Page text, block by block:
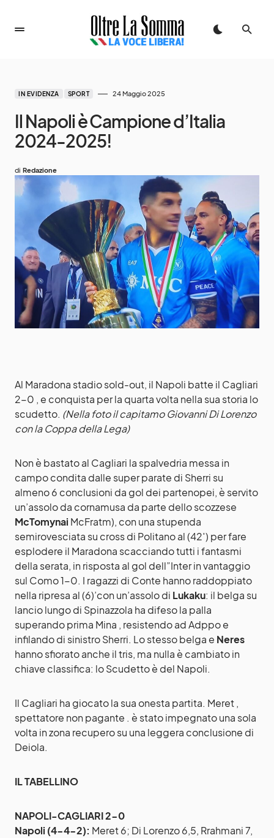
IN EVIDENZA SPORT 24 Maggio 2025
Il Napoli è Campione d’Italia
2024-2025!
di Redazione
Al Maradona stadio sold-out, il Napoli batte il Cagliari
2-0 , e conquista per la quarta volta nella sua storia lo
scudetto. (Nella foto il capitamo Giovanni Di Lorenzo
con la Coppa della Lega)
Non è bastato al Cagliari la spalvedria messa in
campo condita dalle super parate di Sherri su
almeno 6 conclusioni da gol dei partenopei, è servito
un’assolo da cornamusa da parte dello scozzese
McTomynai McFratm), con una stupenda
semirovesciata su cross di Politano al (42′) per fare
esplodere il Maradona scacciando tutti i fantasmi
della serata, in risposta al gol dell”Inter in vantaggio
sul Como 1-0. I ragazzi di Conte hanno raddoppiato
nella ripresa al (6)’con un’assolo di Lukaku: il belga su
lancio lungo di Spinazzola ha difeso la palla
superando prima Mina , resistendo ad Adppo e
infilando di sinistro Sherri. Lo stesso belga e Neres
hanno sfiorato anche il tris, ma nulla è cambiato in
chiave classifica: lo Scudetto è del Napoli.
Il Cagliari ha giocato la sua onesta partita. Meret ,
spettatore non pagante . è stato impegnato una sola
volta in zona recupero su una leggera conclusione di
Deiola.
IL TABELLINO
NAPOLI-CAGLIARI 2-0
Napoli (4-4-2): Meret 6; Di Lorenzo 6,5, Rrahmani 7,